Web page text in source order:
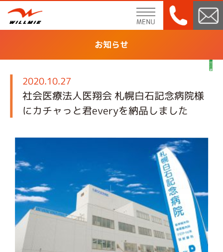
menu
お知らせ
2020.10.27
社会医療法人医翔会 札幌白石記念病院様
にカチャっと君everyを納品しました